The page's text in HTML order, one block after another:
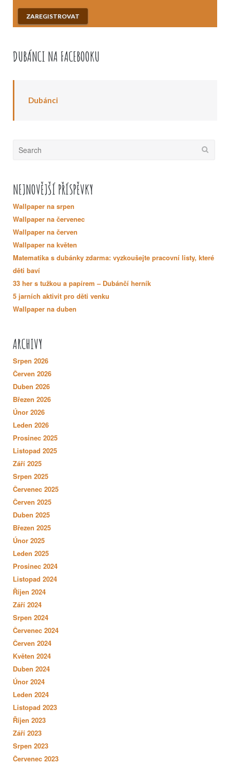
ZAREGISTROVAT
DUBÁNCI NA FACEBOOKU
Dubánci
Search
NEJNOVĚJŠÍ PŘÍSPĚVKY
Wallpaper na srpen
Wallpaper na červenec
Wallpaper na červen
Wallpaper na květen
Matematika s dubánky zdarma: vyzkoušejte pracovní listy, které
děti baví
33 her s tužkou a papírem – Dubánčí herník
5 jarních aktivit pro děti venku
Wallpaper na duben
ARCHIVY
Srpen 2026
Červen 2026
Duben 2026
Březen 2026
Únor 2026
Leden 2026
Prosinec 2025
Listopad 2025
Září 2025
Srpen 2025
Červenec 2025
Červen 2025
Duben 2025
Březen 2025
Únor 2025
Leden 2025
Prosinec 2024
Listopad 2024
Říjen 2024
Září 2024
Srpen 2024
Červenec 2024
Červen 2024
Květen 2024
Duben 2024
Únor 2024
Leden 2024
Listopad 2023
Říjen 2023
Září 2023
Srpen 2023
Červenec 2023